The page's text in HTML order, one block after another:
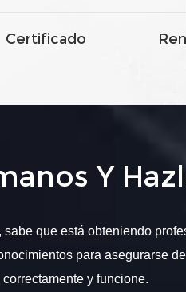
Certificado
Y
que está obteniendo
para asegurarse
correctamente y funcione.